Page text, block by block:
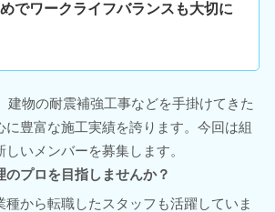
でワークライフバランスも大切に
建物の耐震補強工事などを手掛けてきた
に豊富な施工実績を誇ります。今回は組
いメンバーを募集します。
プロを目指しませんか？
種から転職したスタッフも活躍していま